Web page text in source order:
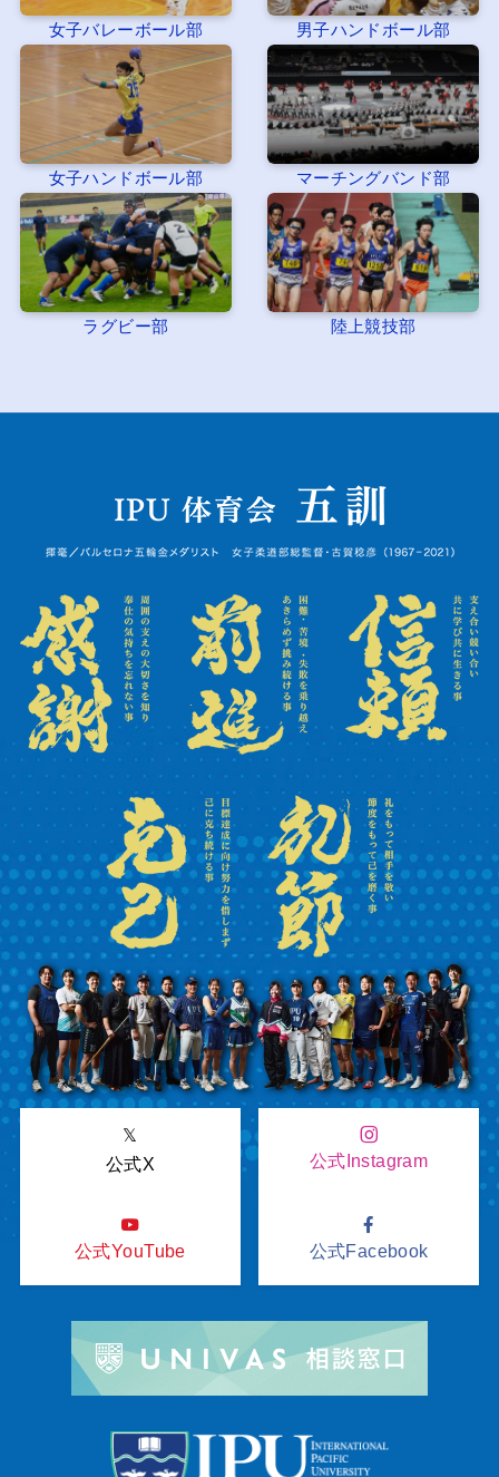
女子バレーボール部 男子ハンドボール部
女子ハンドボール部 マーチングバンド部
ラグビー部 陸上競技部
𝕏
公式X
公式Instagram
公式YouTube 公式Facebook